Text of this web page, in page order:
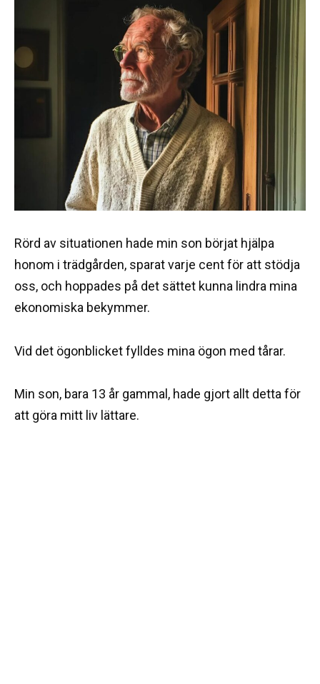
Rörd av situationen hade min son börjat hjälpa
honom i trädgården, sparat varje cent för att stödja
oss, och hoppades på det sättet kunna lindra mina
ekonomiska bekymmer.
Vid det ögonblicket fylldes mina ögon med tårar.
Min son, bara 13 år gammal, hade gjort allt detta för
att göra mitt liv lättare.